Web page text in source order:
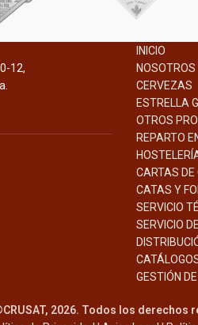
12,
INICIO
NOSOTROS
CERVEZAS
ESTRELLA
OTROS
REPARTO
CARTAS DE
CATAS Y
SERVICIO
SERVICIO
GESTIÓN DE
2026. Todos los derechos